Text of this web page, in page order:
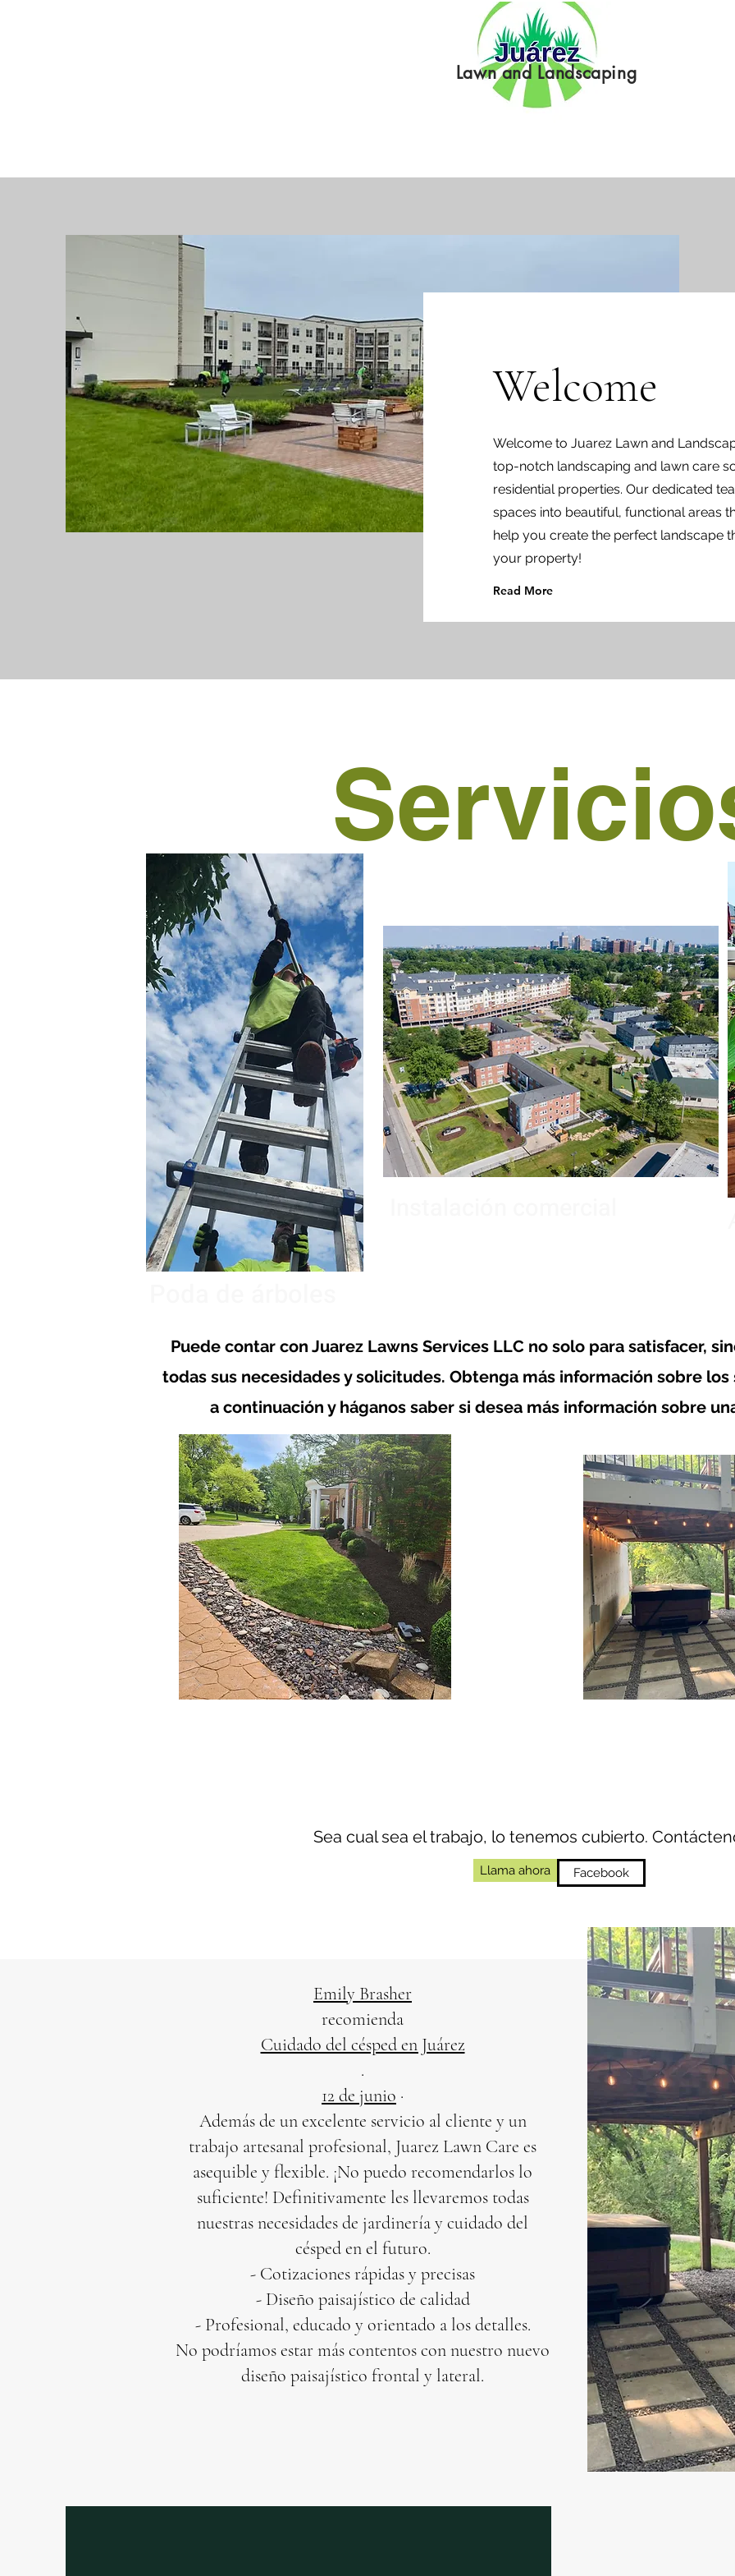
Lawn and Landscaping
Welcome
Welcome to Juarez Lawn and
top-notch landscaping and lawn care
residential properties. Our dedicated
spaces into beautiful, functional areas
help you create the perfect landscape
your property!
Read More
Puede contar con Juarez Lawns Services LLC no solo para satisfacer,
todas sus necesidades y solicitudes. Obtenga más información sobre
a continuación y háganos saber si desea más información sobre
Sea cual sea el trabajo, lo tenemos cubierto.
Llama ahora Facebook
Emily Brasher
recomienda
Cuidado del césped en Juárez
.
12 de junio ·
Además de un excelente servicio al cliente y un
trabajo artesanal profesional, Juarez Lawn Care es
asequible y flexible. ¡No puedo recomendarlos lo
suficiente! Definitivamente les llevaremos todas
nuestras necesidades de jardinería y cuidado del
césped en el futuro.
- Cotizaciones rápidas y precisas
- Diseño paisajístico de calidad
- Profesional, educado y orientado a los detalles.
No podríamos estar más contentos con nuestro nuevo
diseño paisajístico frontal y lateral.